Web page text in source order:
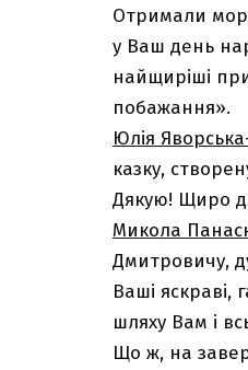
Отримали
у Ваш день
найщиріші
побажання».
Юлія
казку,
Дякую! Щиро
Микола
Дмитровичу,
Ваші яскраві,
шляху Вам і
Що ж, на